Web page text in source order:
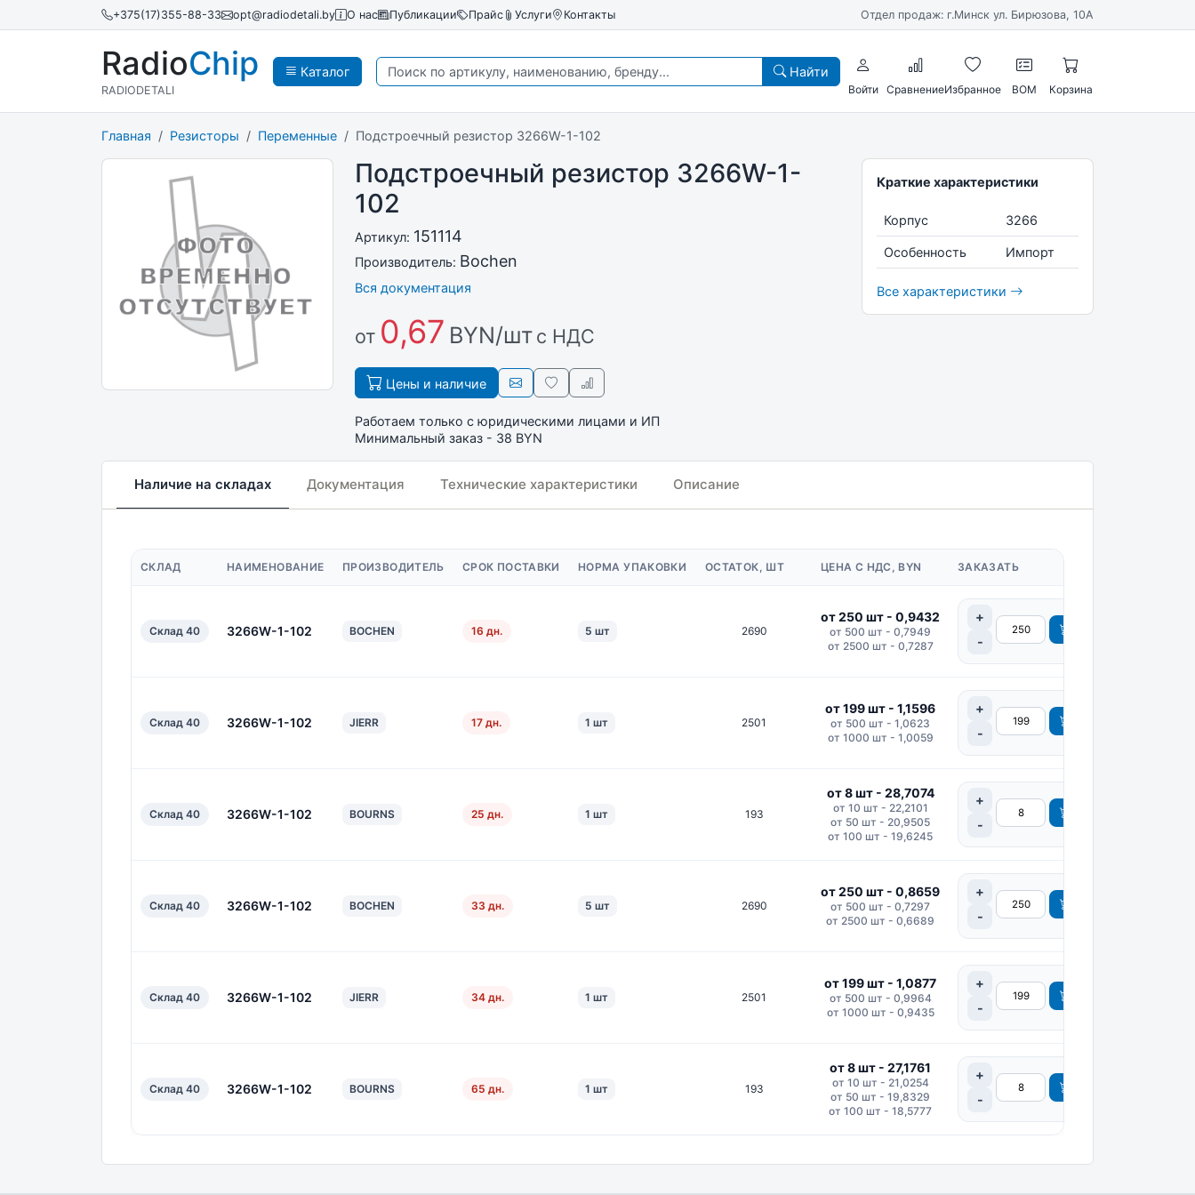
+375(17)355-88-33 opt@radiodetali.by О нас Публикации Прайс Услуги Контакты Отдел продаж: г.Минск ул. Бирюзова, 10А
Каталог
RadioChip
RADIODETALI
Найти
Войти СравнениеИзбранное BOM Корзина
Главная Резисторы Переменные Подстроечный резистор 3266W-1-102
Подстроечный резистор 3266W-1-
102
Артикул: 151114
Производитель: Bochen
Вся документация
от 0,67 BYN/штс НДС
Цены и наличие
Работаем только с юридическими лицами и ИП
Минимальный заказ - 38 BYN
Краткие характеристики
Корпус 3266
Особенность Импорт
Все характеристики
Наличие на складах Документация Технические характеристики Описание
СКЛАД НАИМЕНОВАНИЕ ПРОИЗВОДИТЕЛЬ СРОК ПОСТАВКИ НОРМА УПАКОВКИ ОСТАТОК, ШТ ЦЕНА С НДС, BYN ЗАКАЗАТЬ
Склад 40 3266W-1-102 BOCHEN 16 дн. 5 шт 2690
от 250 шт - 0,9432
от 500 шт - 0,7949
от 2500 шт - 0,7287
Склад 40 3266W-1-102 JIERR 17 дн. 1 шт 2501
от 199 шт - 1,1596
от 500 шт - 1,0623
от 1000 шт - 1,0059
Склад 40 3266W-1-102 BOURNS 25 дн. 1 шт 193
от 8 шт - 28,7074
от 10 шт - 22,2101
от 50 шт - 20,9505
от 100 шт - 19,6245
Склад 40 3266W-1-102 BOCHEN 33 дн. 5 шт 2690
от 250 шт - 0,8659
от 500 шт - 0,7297
от 2500 шт - 0,6689
Склад 40 3266W-1-102 JIERR 34 дн. 1 шт 2501
от 199 шт - 1,0877
от 500 шт - 0,9964
от 1000 шт - 0,9435
Склад 40 3266W-1-102 BOURNS 65 дн. 1 шт 193
от 8 шт - 27,1761
от 10 шт - 21,0254
от 50 шт - 19,8329
от 100 шт - 18,5777